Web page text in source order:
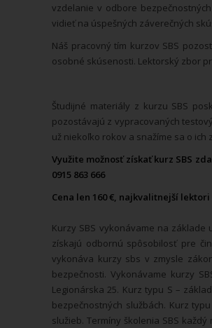
vzdelanie v odbore
vidieť na úspešných záverečných
Náš pracovný tím kurzov SBS
osobné skúsenosti. Lektorský zbor
Študijné materiály z kurzu SBS
pozostávajú z vypracovaných
už niekoľko rokov a snažíme sa o
Využite možnosť získať kurz SBS
0915 863 666
Cena len 160 €, najkvalitnejší
Kurzy SBS vykonávame na základe
získajú odbornú spôsobilosť pre
vykonáva kurzy sbs v zmysle
bezpečnosti. Vykonávame kurzy
Legionárska 25. Kurz typu S –
bezpečnostných službách. Kurz
služieb. Termíny školenia SBS